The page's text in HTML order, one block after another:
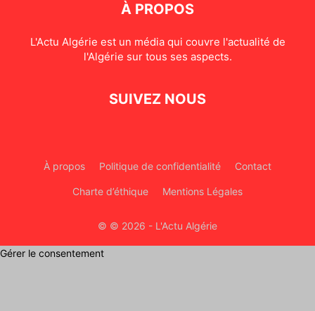
À PROPOS
L'Actu Algérie est un média qui couvre l'actualité de
l'Algérie sur tous ses aspects.
SUIVEZ NOUS
À propos Politique de confidentialité Contact
Charte d’éthique Mentions Légales
© © 2026 - L'Actu Algérie
Gérer le consentement